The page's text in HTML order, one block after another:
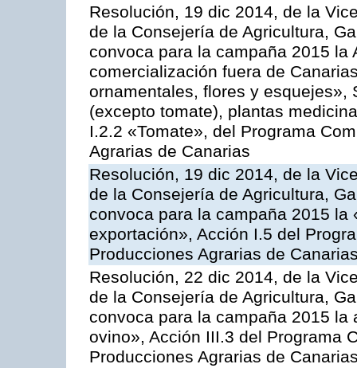
Resolución, 19 dic 2014, de la
de la Consejería de Agricultura,
convoca para la campaña 2015 la
comercialización fuera de
ornamentales, flores y esquejes»,
(excepto tomate), plantas
I.2.2 «Tomate», del Programa
Agrarias de Canarias
Resolución, 19 dic 2014, de la
de la Consejería de Agricultura,
convoca para la campaña 2015
exportación», Acción I.5 del
Producciones Agrarias de
Resolución, 22 dic 2014, de la
de la Consejería de Agricultura,
convoca para la campaña 2015
ovino», Acción III.3 del Programa
Producciones Agrarias de